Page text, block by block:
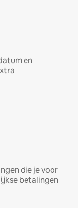
en
die je voor
betalingen